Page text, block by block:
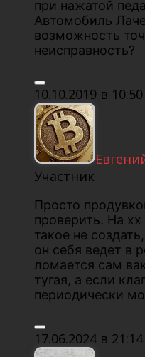
при нажатой
Автомобиль
возможность
неисправность?
10.10.2019 в 10:50
Участник
Просто
проверить. На
такое не
он себя ведет в
ломается сам
тугая, а если
периодически
17.06.2024 в 21:14